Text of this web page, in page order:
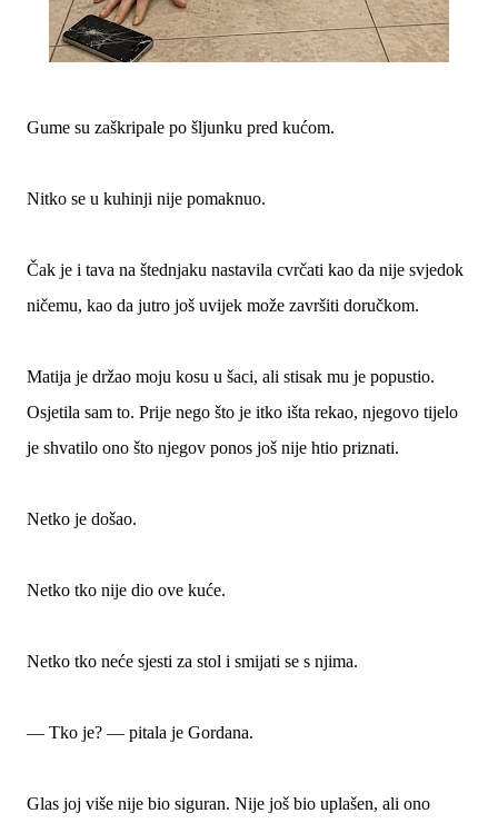
Gume su zaškripale po šljunku pred kućom.
Nitko se u kuhinji nije pomaknuo.
Čak je i tava na štednjaku nastavila cvrčati kao da nije svjedok
ničemu, kao da jutro još uvijek može završiti doručkom.
Matija je držao moju kosu u šaci, ali stisak mu je popustio.
Osjetila sam to. Prije nego što je itko išta rekao, njegovo tijelo
je shvatilo ono što njegov ponos još nije htio priznati.
Netko je došao.
Netko tko nije dio ove kuće.
Netko tko neće sjesti za stol i smijati se s njima.
— Tko je? — pitala je Gordana.
Glas joj više nije bio siguran. Nije još bio uplašen, ali ono